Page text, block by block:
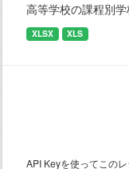
高等学校の課程別
XLSX XLS
API Keyを使ってこの